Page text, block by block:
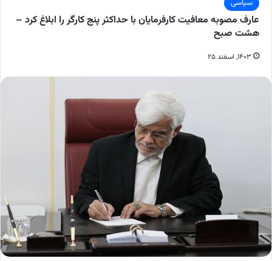
سیاسی
عارف مصوبه معافیت کارفرمایان با حداکثر پنج کارگر را ابلاغ کرد –
هشت صبح
۱۴۰۳, اسفند ۲۵